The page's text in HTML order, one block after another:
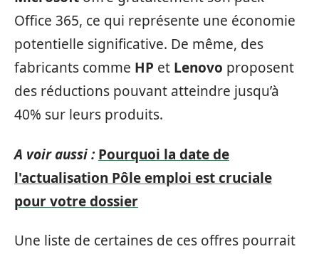
Office 365, ce qui représente une économie
potentielle significative. De même, des
fabricants comme HP et Lenovo proposent
des réductions pouvant atteindre jusqu’à
40% sur leurs produits.
A voir aussi : Pourquoi la date de
l'actualisation Pôle emploi est cruciale
pour votre dossier
Une liste de certaines de ces offres pourrait